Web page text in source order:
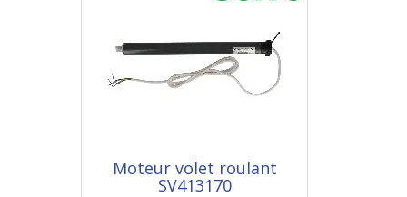
Moteur volet roulant
SV413170